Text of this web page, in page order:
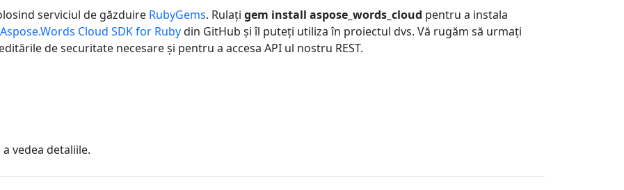
serviciul de găzduire RubyGems. Rulați gem install aspose_words_cloud pentru a instala
Aspose.Words Cloud SDK for Rubydin GitHub și îl puteți utiliza în proiectul dvs. Vă rugăm să urmați
de securitate necesare și pentru a accesa API ul nostru REST.
vedea detaliile.